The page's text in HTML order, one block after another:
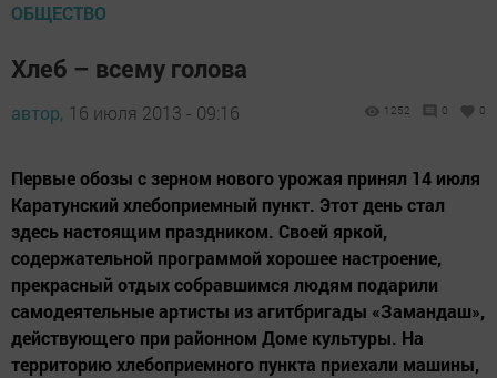
ОБЩЕСТВО
Хлеб – всему голова
автор, 16 июля 2013 - 09:16 1252 0 0
Первые обозы с зерном нового урожая принял 14 июля
Каратунский хлебоприемный пункт. Этот день стал
здесь настоящим праздником. Своей яркой,
содержательной программой хорошее настроение,
прекрасный отдых собравшимся людям подарили
самодеятельные артисты из агитбригады «Замандаш»,
действующего при районном Доме культуры. На
территорию хлебоприемного пункта приехали машины,